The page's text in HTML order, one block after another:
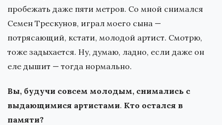
пробежать даже пяти метров. Со мной снимался
Семен Трескунов, играл моего сына —
потрясающий, кстати, молодой артист. Смотрю,
тоже задыхается. Ну, думаю, ладно, если даже он
еле дышит — тогда нормально.
Вы, будучи совсем молодым, снимались с
выдающимися артистами. Кто остался в
памяти?